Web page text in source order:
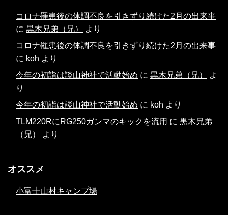
コロナ罹患後の体調不良を引きずり続けた2月の出来事
に 黒木兄弟（兄）
より
コロナ罹患後の体調不良を引きずり続けた2月の出来事
に koh より
今年の初詣は談山神社で活動始め に 黒木兄弟（兄）
よ
り
今年の初詣は談山神社で活動始め に koh より
TLM220RにRG250ガンマのキックを流用 に 黒木兄弟
（兄）
より
オススメ
小富士山村キャンプ場